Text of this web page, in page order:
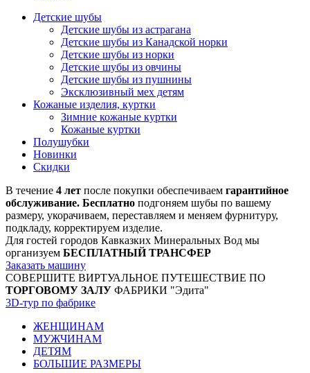
Детские шубы
Детские шубы из астрагана
Детские шубы из Канадской норки
Детские шубы из норки
Детские шубы из овчины
Детские шубы из пушнины
Эксклюзивный мех детям
Кожаные изделия, куртки
Зимние кожаные куртки
Кожаные куртки
Полушубки
Новинки
Скидки
В течение 4 лет после покупки обеспечиваем гарантийное
обслуживание. Бесплатно подгоняем шубы по вашему
размеру, укорачиваем, переставляем и меняем фурнитуру,
подкладу, корректируем изделие.
Для гостей городов Кавказких Минеральных Вод мы
организуем БЕСПЛАТНЫЙ ТРАНСФЕР
Заказать машину
СОВЕРШИТЕ ВИРТУАЛЬНОЕ ПУТЕШЕСТВИЕ ПО
ТОРГОВОМУ ЗАЛУ ФАБРИКИ "Эдита"
3D-тур по фабрике
ЖЕНЩИНАМ
МУЖЧИНАМ
ДЕТЯМ
БОЛЬШИЕ РАЗМЕРЫ